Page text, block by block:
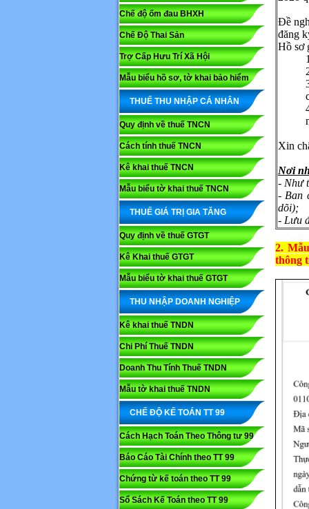
Chế độ ốm đau BHXH
Chế Độ Thai Sản
Trợ Cấp Hưu Trí Xã Hội
Mẫu biểu hồ sơ, tờ khai bảo hiểm
THUẾ THU NHẬP CÁ NHÂN
Quy định về thuế TNCN
Cách tính thuế TNCN
Kê khai thuế TNCN
Mẫu biểu tờ khai thuế TNCN
THUẾ GIÁ TRỊ GIA TĂNG
Quy định về thuế GTGT
Kê Khai thuế GTGT
Mẫu biểu tờ khai thuế GTGT
THU NHẬP DOANH NGHIỆP
Kê khai thuế TNDN
Chi Phí Thuế TNDN
Doanh Thu Tính Thuế TNDN
Mẫu tờ khai thuế TNDN
CHẾ ĐỘ KẾ TOÁN TT 99
Cách Hạch Toán Theo Thông tư 99
Báo Cáo Tài Chính theo TT 99
Chứng từ kế toán theo TT 99
Sổ Sách Kế Toán theo TT 99
Đề
đăng
Hồ sơ
Xin
Nơi
- Như
- Ban
dõi);
- Lưu
2.
thông